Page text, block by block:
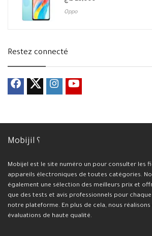
Oppo
Restez connecté
Mobijil ؟
Mobijel est le site numéro un pour consulter les
appareils électroniques de toutes catégories.
également une sélection des meilleurs prix et
que des tests et avis professionnels pour
notre plateforme. En plus de cela, nous
évaluations de haute qualité.